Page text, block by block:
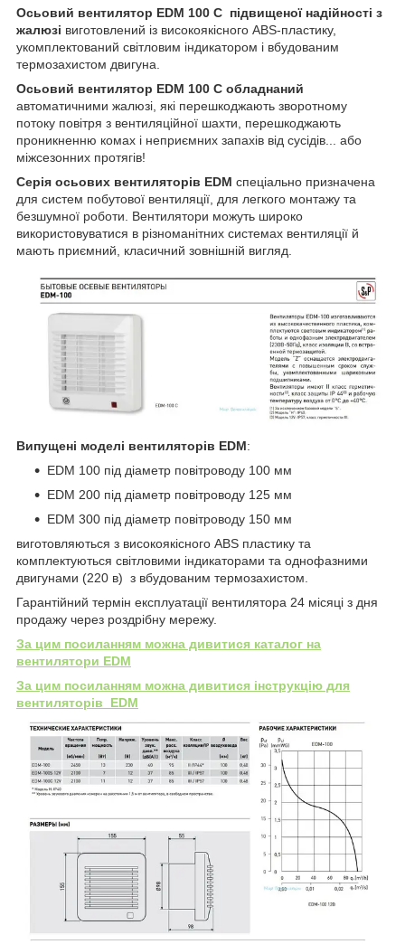
Осьовий вентилятор EDM 100 C підвищеної надійності з
жалюзі виготовлений із високоякісного ABS-пластику,
укомплектований світловим індикатором і вбудованим
термозахистом двигуна.
Осьовий вентилятор EDM 100 C обладнаний
автоматичними жалюзі, які перешкоджають зворотному
потоку повітря з вентиляційної шахти, перешкоджають
проникненню комах і неприємних запахів від сусідів... або
міжсезонних протягів!
Серія осьових вентиляторів EDM спеціально призначена
для систем побутової вентиляції, для легкого монтажу та
безшумної роботи. Вентилятори можуть широко
використовуватися в різноманітних системах вентиляції й
мають приємний, класичний зовнішній вигляд.
Випущені моделі вентиляторів EDM:
EDM 100 під діаметр повітроводу 100 мм
EDM 200 під діаметр повітроводу 125 мм
EDM 300 під діаметр повітроводу 150 мм
виготовляються з високоякісного ABS пластику та
комплектуються світловими індикаторами та однофазними
двигунами (220 в) з вбудованим термозахистом.
Гарантійний термін експлуатації вентилятора 24 місяці з дня
продажу через роздрібну мережу.
За цим посиланням можна дивитися каталог на
вентилятори EDM
За цим посиланням можна дивитися інструкцію для
вентиляторів EDM